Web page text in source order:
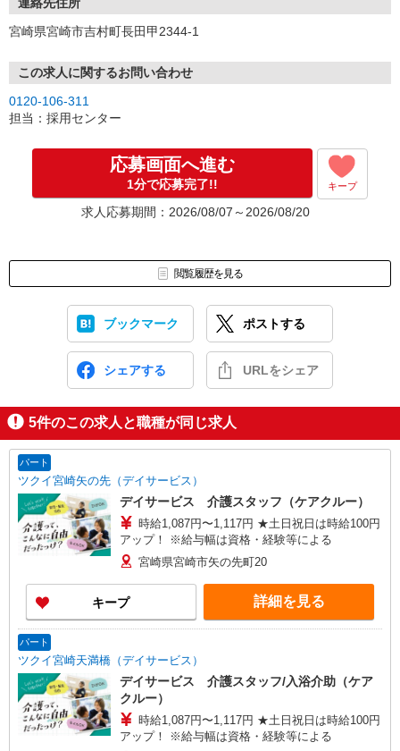
宮崎県宮崎市吉村町長田甲2344-1
この求人に関するお問い合わせ
0120-106-311
担当：採用センター
応募画面へ進む
1分で応募完了!! キープ
求人応募期間：2026/08/07～2026/08/20
閲覧履歴を見る
ブックマーク ポストする
シェアする URLをシェア
5件のこの求人と職種が同じ求人
パート
ツクイ宮崎矢の先（デイサービス）
デイサービス 介護スタッフ（ケアクルー）
時給1,087円〜1,117円 ★土日祝日は時給100円
アップ！ ※給与幅は資格・経験等による
宮崎県宮崎市矢の先町20
キープ 詳細を見る
パート
ツクイ宮崎天満橋（デイサービス）
デイサービス 介護スタッフ/入浴介助（ケア
クルー）
時給1,087円〜1,117円 ★土日祝日は時給100円
アップ！ ※給与幅は資格・経験等による